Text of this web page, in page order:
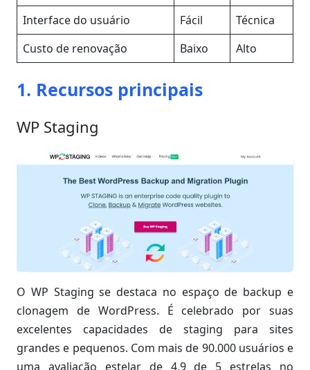
Interface do usuário
Fácil
Técnica
Custo de renovação
Baixo Alto
1. Recursos principais
WP Staging
O WP Staging se destaca no espaço de backup e
clonagem de WordPress. É celebrado por suas
excelentes capacidades de staging para sites
grandes e pequenos. Com mais de 90.000 usuários e
uma avaliação estelar de 4,9 de 5 estrelas no